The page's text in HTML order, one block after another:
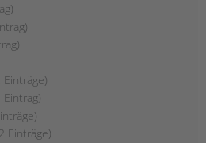
Einträge)